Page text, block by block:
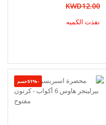
KWD12.00
نفذت الكميه
-51%حسم